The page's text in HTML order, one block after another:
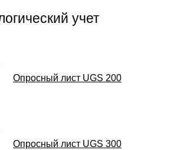
Опросный лист UGS 200
Опросный лист UGS 300
учет